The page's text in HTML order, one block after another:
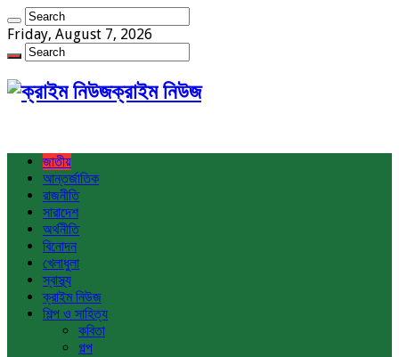
Friday, August 7, 2026
ক্রাইম নিউজ
জাতীয়
আন্তর্জাতিক
রাজনীতি
সারাদেশ
অর্থনীতি
বিনোদন
খেলাধুলা
স্বাস্থ্য
ক্রাইম নিউজ
শিল্প ও সাহিত্য
কবিতা
গল্প